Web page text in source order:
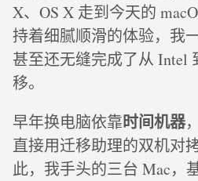
X、OS X 走到今天的
持着细腻顺滑的体验，我
甚至还无缝完成了从 Intel
移。
早年换电脑依靠时间机器
直接用迁移助理的双机对
此，我手头的三台 Mac，